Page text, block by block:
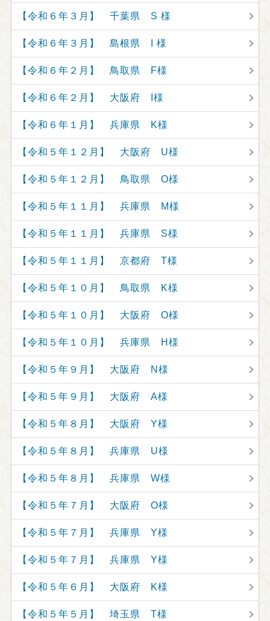
【令和６年３月】 千葉県 S 様
【令和６年３月】 島根県 I 様
【令和６年２月】 鳥取県 F様
【令和６年２月】 大阪府 I様
【令和６年１月】 兵庫県 K様
【令和５年１２月】 大阪府 U様
【令和５年１２月】 鳥取県 O様
【令和５年１１月】 兵庫県 M様
【令和５年１１月】 兵庫県 S様
【令和５年１１月】 京都府 T様
【令和５年１０月】 鳥取県 K様
【令和５年１０月】 大阪府 O様
【令和５年１０月】 兵庫県 H様
【令和５年９月】 大阪府 N様
【令和５年９月】 大阪府 A様
【令和５年８月】 大阪府 Y様
【令和５年８月】 兵庫県 U様
【令和５年８月】 兵庫県 W様
【令和５年７月】 大阪府 O様
【令和５年７月】 兵庫県 Y様
【令和５年７月】 兵庫県 Y様
【令和５年６月】 大阪府 K様
【令和５年５月】 埼玉県 T様